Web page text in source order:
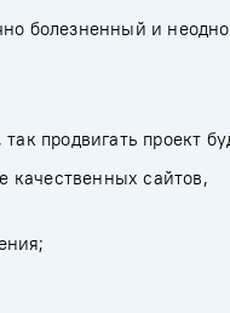
болезненный и
продвигать проект
качественных сайтов,